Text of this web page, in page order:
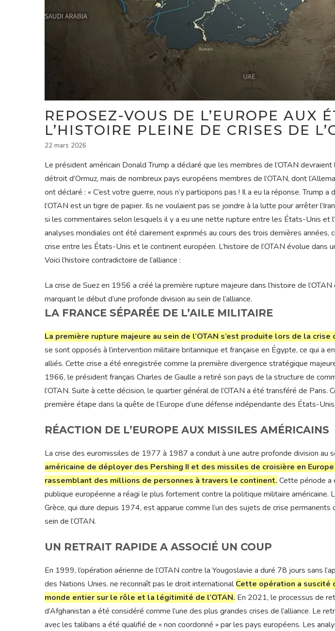
REPOSEZ-VOUS DE L’EUROPE AUX
L’HISTOIRE PLEINE DE CRISES DE
22 mars 2026
Le président américain Donald Trump a déclaré que les membres de l’OTAN
détroit d’Ormuz, mais de nombreux pays européens membres de l’OTAN, dont
ont déclaré : « C’est votre guerre, nous n’y participons pas ! Il a eu la réponse. Trump
l’OTAN est un tigre de papier. Ils ne voulaient pas se joindre à la lutte pour arrêter
si les commentaires selon lesquels il y a eu une nette rupture entre les États-Unis et
analyses mondiales ont été clairement exprimés au cours des trois dernières années,
crise entre les États-Unis et le continent européen. L’histoire de l’OTAN évolue dans
Voici l’histoire contradictoire de l’alliance :
La crise de Suez en 1956 a créé la première rupture majeure dans l’histoire de
marquant le début d’une profonde division au sein de l’alliance.
LA FRANCE SÉPARÉE DE L’AILE MILITAIRE
La première rupture majeure au sein de l’OTAN s’est produite lors de la crise
se sont opposés à l’intervention militaire britannique et française en Égypte, ce qui a
alliés. Cette crise a été enregistrée comme la première divergence stratégique
1966, le président français Charles de Gaulle a retiré son pays de la structure de
l’OTAN. Suite à cette décision, le quartier général de l’OTAN a été transféré de
première étape dans la quête de l’Europe d’une défense indépendante des États-Unis.
RÉACTION DE L’EUROPE AUX MISSILES AMÉRICAINS
La crise des euromissiles de 1977 à 1987 a conduit à une autre profonde division au
américaine de déployer des Pershing II et des missiles de croisière en
rassemblant des millions de personnes à travers le continent. Cette période a
publique européenne a réagi le plus fortement contre la politique militaire américaine.
Grèce, qui dure depuis 1974, est apparue comme l’un des sujets de crise
sein de l’OTAN.
UN RETRAIT RAPIDE A ASSOCIÉ UN COUP
En 1999, l’opération aérienne de l’OTAN contre la Yougoslavie a duré 78 jours sans
des Nations Unies. ne reconnaît pas le droit internationalCette opération a suscité
monde entier sur le rôle et la légitimité de l’OTAN. En 2021, le processus de
d’Afghanistan a été considéré comme l’une des plus grandes crises de l’alliance. Le
avec les talibans a été qualifié de « non coordonné » par les pays européens. Les